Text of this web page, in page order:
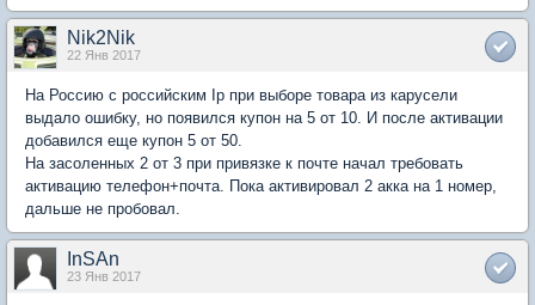
Nik2Nik
22 Янв 2017
На Россию с российским Ip при выборе товара из карусели
выдало ошибку, но появился купон на 5 от 10. И после активации
добавился еще купон 5 от 50.
На засоленных 2 от 3 при привязке к почте начал требовать
активацию телефон+почта. Пока активировал 2 акка на 1 номер,
дальше не пробовал.
InSAn
23 Янв 2017